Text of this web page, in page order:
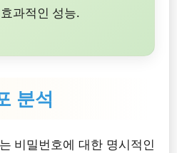
과적인 성능.
분석
비밀번호에 대한 명시적인